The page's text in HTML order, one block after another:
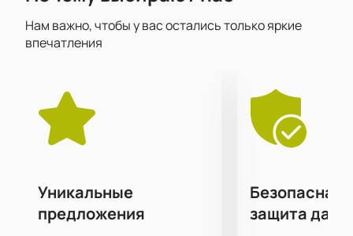
посещения концерта своего любимого
исполнителя!
Нам важно, чтобы у вас остались только яркие
впечатления
Уникальные
предложения
Безопасная
защита